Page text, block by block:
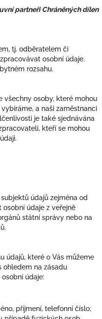
partneři Chráněných dílen
tj. odběratelem či
osobní údaje.
rozsahu.
všechny osoby, které mohou
a naši zaměstnanci
je také sjednávána
kteří se mohou
údajů zejména od
osobní údaje z veřejně
státní správy nebo na
údajů, které o Vás můžeme
ohledem na zásadu
údaje:
příjmení, telefonní číslo;